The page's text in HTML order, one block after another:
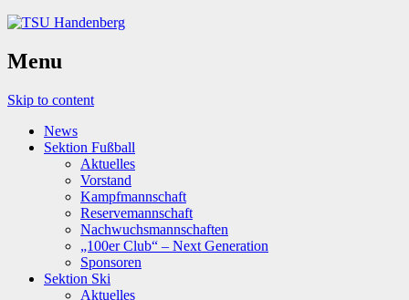
Menu
Skip to content
News
Sektion Fußball
Aktuelles
Vorstand
Kampfmannschaft
Reservemannschaft
Nachwuchsmannschaften
„100er Club“ – Next Generation
Sponsoren
Sektion Ski
Aktuelles